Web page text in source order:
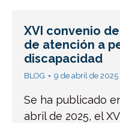
XVI convenio
de atención a
discapacidad
BLOG 9 de abril de 2025
Se ha publicado
abril de 2025, el